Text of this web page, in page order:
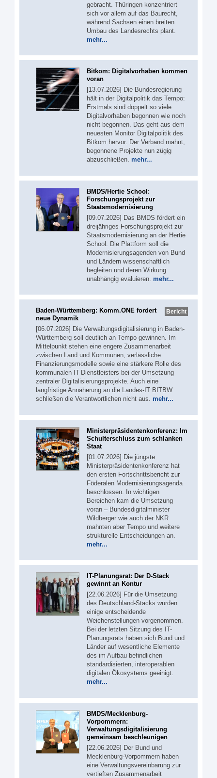
gebracht. Thüringen konzentriert
sich vor allem auf das Baurecht,
während Sachsen einen breiten
Umbau des Landesrechts plant.
mehr...
Bitkom: Digitalvorhaben kommen
voran
[13.07.2026] Die Bundesregierung
hält in der Digitalpolitik das Tempo:
Erstmals sind doppelt so viele
Digitalvorhaben begonnen wie noch
nicht begonnen. Das geht aus dem
neuesten Monitor Digitalpolitik des
Bitkom hervor. Der Verband mahnt,
begonnene Projekte nun zügig
abzuschließen. mehr...
BMDS/Hertie School:
Forschungsprojekt zur
Staatsmodernisierung
[09.07.2026] Das BMDS fördert ein
dreijähriges Forschungsprojekt zur
Staatsmodernisierung an der Hertie
School. Die Plattform soll die
Modernisierungsagenden von Bund
und Ländern wissenschaftlich
begleiten und deren Wirkung
unabhängig evaluieren. mehr...
Bericht
Baden-Württemberg: Komm.ONE fordert
neue Dynamik
[06.07.2026] Die Verwaltungsdigitalisierung in Baden-
Württemberg soll deutlich an Tempo gewinnen. Im
Mittelpunkt stehen eine engere Zusammenarbeit
zwischen Land und Kommunen, verlässliche
Finanzierungsmodelle sowie eine stärkere Rolle des
kommunalen IT-Dienstleisters bei der Umsetzung
zentraler Digitalisierungsprojekte. Auch eine
langfristige Annäherung an die Landes-IT BITBW
schließen die Verantwortlichen nicht aus. mehr...
Ministerpräsidentenkonferenz: Im
Schulterschluss zum schlanken
Staat
[01.07.2026] Die jüngste
Ministerpräsidentenkonferenz hat
den ersten Fortschrittsbericht zur
Föderalen Modernisierungsagenda
beschlossen. In wichtigen
Bereichen kam die Umsetzung
voran – Bundesdigitalminister
Wildberger wie auch der NKR
mahnten aber Tempo und weitere
strukturelle Entscheidungen an.
mehr...
IT-Planungsrat: Der D-Stack
gewinnt an Kontur
[22.06.2026] Für die Umsetzung
des Deutschland-Stacks wurden
einige entscheidende
Weichenstellungen vorgenommen.
Bei der letzten Sitzung des IT-
Planungsrats haben sich Bund und
Länder auf wesentliche Elemente
des im Aufbau befindlichen
standardisierten, interoperablen
digitalen Ökosystems geeinigt.
mehr...
BMDS/Mecklenburg-
Vorpommern:
Verwaltungsdigitalisierung
gemeinsam beschleunigen
[22.06.2026] Der Bund und
Mecklenburg-Vorpommern haben
eine Verwaltungsvereinbarung zur
vertieften Zusammenarbeit